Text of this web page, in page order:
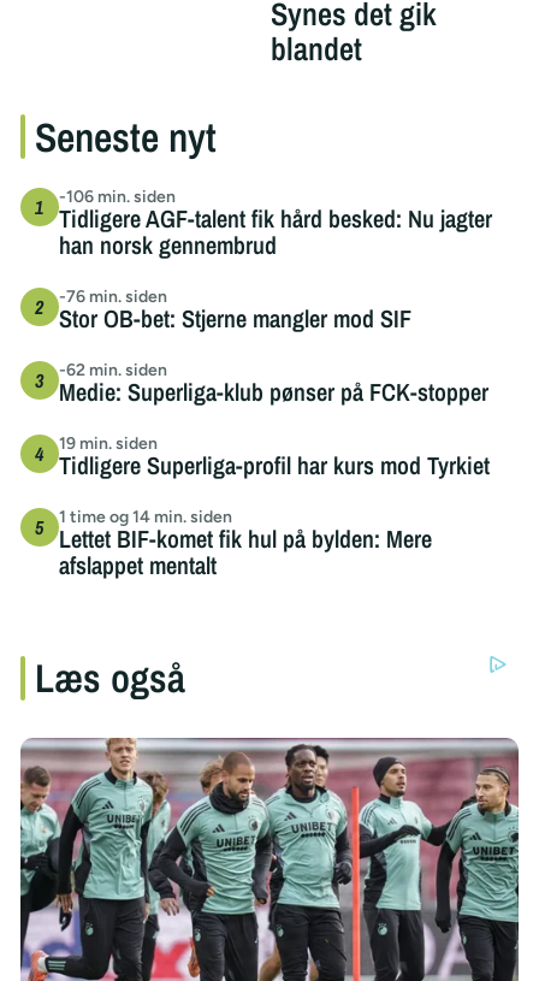
Synes det gik
blandet
Seneste nyt
-106 min. siden
Tidligere AGF-talent fik hård besked: Nu jagter
han norsk gennembrud
-76 min. siden
Stor OB-bet: Stjerne mangler mod SIF
-62 min. siden
Medie: Superliga-klub pønser på FCK-stopper
19 min. siden
Tidligere Superliga-profil har kurs mod Tyrkiet
1 time og 14 min. siden
Lettet BIF-komet fik hul på bylden: Mere
afslappet mentalt